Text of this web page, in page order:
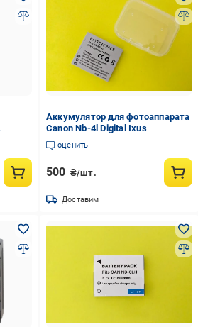
Аккумулятор для фотоаппарата
Canon Nb-4l Digital Ixus
оценить
500 ₴/шт.
Доставим